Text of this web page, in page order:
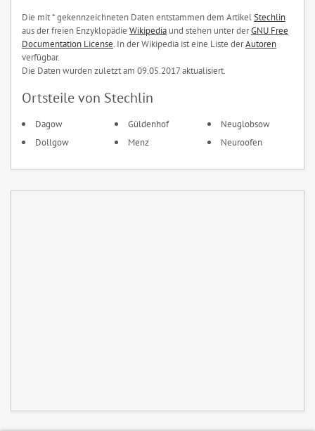
Die mit * gekennzeichneten Daten entstammen dem ArtikelStechlin
aus der freien Enzyklopädie Wikipedia und stehen unter derGNU Free
Documentation License. In der Wikipedia ist eine Liste derAutoren
verfügbar.
Die Daten wurden zuletzt am 09.05.2017 aktualisiert.
Ortsteile von Stechlin
Dagow
Dollgow
Güldenhof
Menz
Neuglobsow
Neuroofen